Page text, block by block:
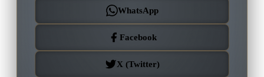
WhatsApp
Facebook
X (Twitter)